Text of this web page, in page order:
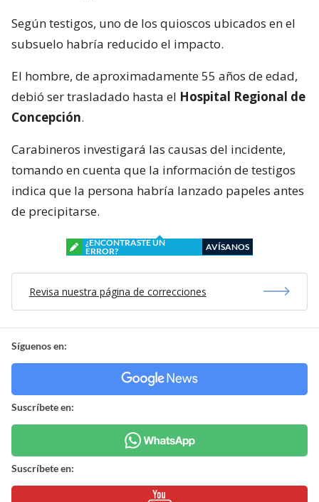
Según testigos, uno de los quioscos ubicados en el
subsuelo habría reducido el impacto.
El hombre, de aproximadamente 55 años de edad,
debió ser trasladado hasta el Hospital Regional de
Concepción.
Carabineros investigará las causas del incidente,
tomando en cuenta que la información de testigos
indica que la persona habría lanzado papeles antes
de precipitarse.
¿ENCONTRASTE UN
ERROR?
AVÍSANOS
Revisa nuestra página de correcciones
Síguenos en:
Suscríbete en:
Suscríbete en: